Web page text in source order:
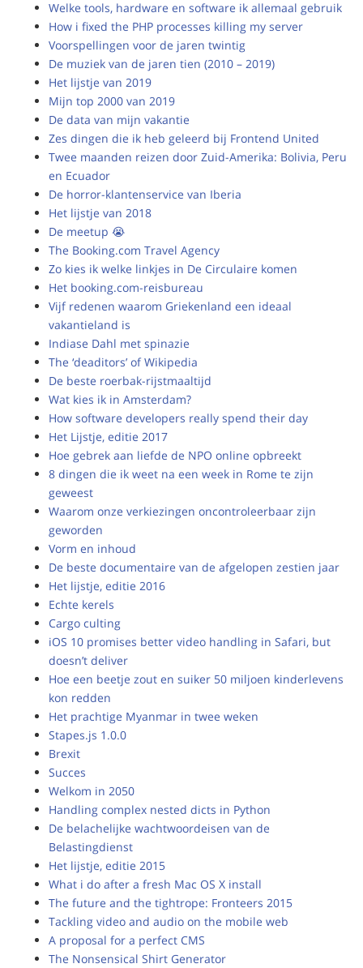
Welke tools, hardware en software ik allemaal gebruik
How i fixed the PHP processes killing my server
Voorspellingen voor de jaren twintig
De muziek van de jaren tien (2010 – 2019)
Het lijstje van 2019
Mijn top 2000 van 2019
De data van mijn vakantie
Zes dingen die ik heb geleerd bij Frontend United
Twee maanden reizen door Zuid-Amerika: Bolivia, Peru
en Ecuador
De horror-klantenservice van Iberia
Het lijstje van 2018
De meetup 😭
The Booking.com Travel Agency
Zo kies ik welke linkjes in De Circulaire komen
Het booking.com-reisbureau
Vijf redenen waarom Griekenland een ideaal
vakantieland is
Indiase Dahl met spinazie
The ‘deaditors’ of Wikipedia
De beste roerbak-rijstmaaltijd
Wat kies ik in Amsterdam?
How software developers really spend their day
Het Lijstje, editie 2017
Hoe gebrek aan liefde de NPO online opbreekt
8 dingen die ik weet na een week in Rome te zijn
geweest
Waarom onze verkiezingen oncontroleerbaar zijn
geworden
Vorm en inhoud
De beste documentaire van de afgelopen zestien jaar
Het lijstje, editie 2016
Echte kerels
Cargo culting
iOS 10 promises better video handling in Safari, but
doesn’t deliver
Hoe een beetje zout en suiker 50 miljoen kinderlevens
kon redden
Het prachtige Myanmar in twee weken
Stapes.js 1.0.0
Brexit
Succes
Welkom in 2050
Handling complex nested dicts in Python
De belachelijke wachtwoordeisen van de
Belastingdienst
Het lijstje, editie 2015
What i do after a fresh Mac OS X install
The future and the tightrope: Fronteers 2015
Tackling video and audio on the mobile web
A proposal for a perfect CMS
The Nonsensical Shirt Generator